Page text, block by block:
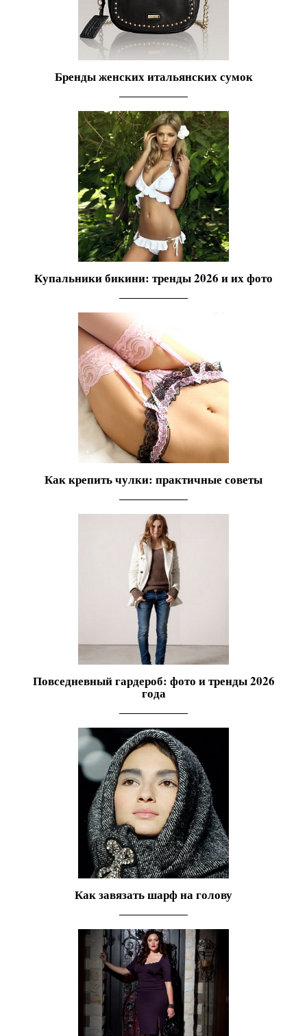
Бренды женских итальянских сумок
Купальники бикини: тренды 2026 и их фото
Как крепить чулки: практичные советы
Повседневный гардероб: фото и тренды 2026
года
Как завязать шарф на голову